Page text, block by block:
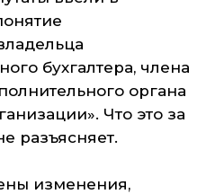
бухгалтера, члена
органа
Что это за
разъясняет.
изменения,